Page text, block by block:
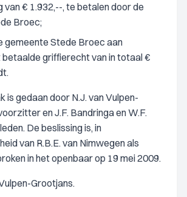
van € 1.932,--, te betalen door de
Broec;
gemeente Stede Broec aan
griffierecht van in totaal €
is gedaan door N.J. van Vulpen-
en J.F. Bandringa en W.F.
De beslissing is, in
van R.B.E. van Nimwegen als
in het openbaar op 19 mei 2009.
Grootjans.